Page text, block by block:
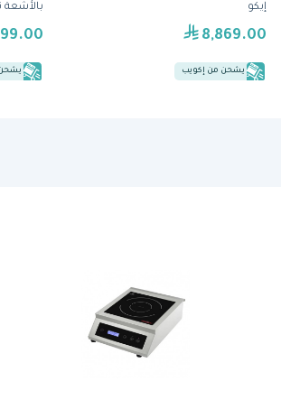
بالأشعة
إيكو
8,869.00
يشحن من إكويب